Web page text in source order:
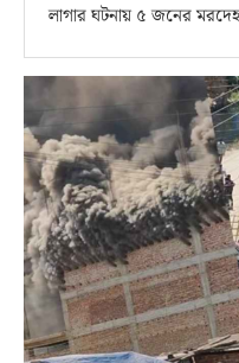
লাগার ঘটনায় ৫ জনের